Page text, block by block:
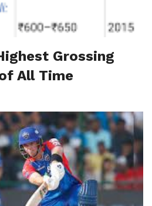
Grossing
All Time